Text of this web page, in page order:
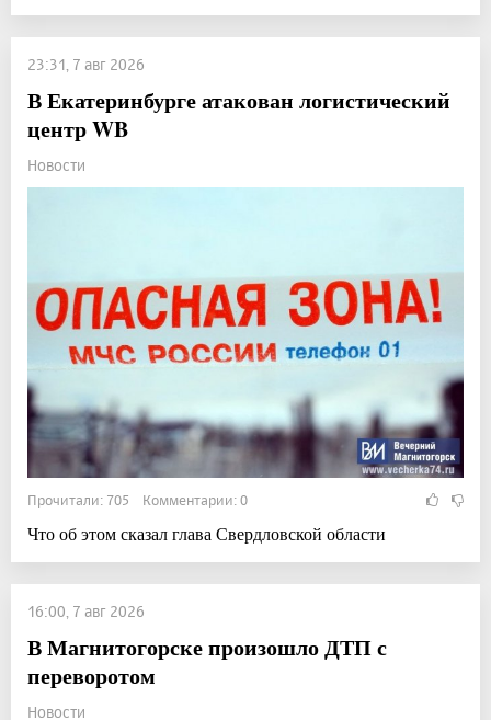
23:31, 7 авг 2026
В Екатеринбурге атакован логистический
центр WB
Новости
Прочитали: 705 Комментарии: 0
Что об этом сказал глава Свердловской области
16:00, 7 авг 2026
В Магнитогорске произошло ДТП с
переворотом
Новости